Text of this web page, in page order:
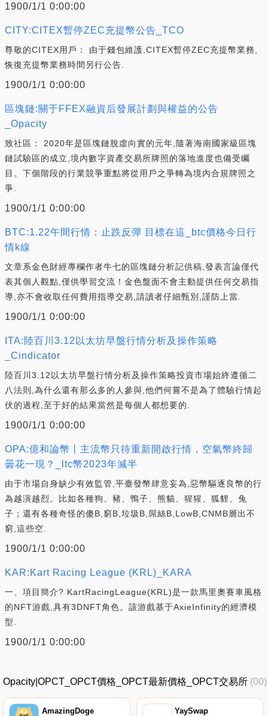
1900/1/1 0:00:00
CITY:CITEX暫停ZEC充提幣公告_TCO
尊敬的CITEX用戶： 由于錢包維護,CITEX暫停ZEC充提幣業務,
恢復充提幣業務時間另行公告.
1900/1/1 0:00:00
區塊鏈:關于FFEX融資后發展計劃與權益的公告
_Opacity
致社區： 2020年是區塊鏈脫虛向實的元年,隨著海南國家級區塊
鏈試驗區的成立,境內數字資產交易所牌照的落地進度也備受矚
目。下個階段的行業競爭重點將從用戶之爭轉為境內合規牌照之
爭.
1900/1/1 0:00:00
BTC:1.22午間行情：止跌反彈 目標在這_btc價格今日行
情k線
文章系金色財經專欄作者牛七的區塊鏈分析記供稿,發表言論僅代
表其個人觀點,僅供學習交流！金色盤面不會主動提供任何交易指
導,亦不會收取任何費用指導交易,請讀者仔細甄別,謹防上當.
1900/1/1 0:00:00
ITA:陸百川3.12以太坊早盤行情分析及操作策略
_Cindicator
陸百川3.12以太坊早盤行情分析及操作策略投資市場始終遵循二
八法則,為什么還有那么多的人參與,他們何嘗不是為了體驗行情起
伏的過程,至于好的結果當然是每個人都想要的.
1900/1/1 0:00:00
OPA:億和論幣丨主流幣只待重新開啟行情，空氣幣終歸
曇花一現？_ltc幣2023年減半
由于市場自身缺少有效監管,平臺發幣肆意妄為,惡幣驅逐良幣的行
為越演越烈。比如各種狗、豬、鴨子、熊貓、猩猩、狐貍、兔
子；還有各種奇怪的傻B,窮B,垃圾B,屌絲B,LowB,CNMB層出不
窮,這些空.
1900/1/1 0:00:00
KAR:Kart Racing League (KRL)_KARA
一、項目簡介? KartRacingLeague(KRL)是一款馬里奧賽車風格
的NFT游戲,具有3DNFT角色。該游戲基于AxieInfinity的經濟模
型.
1900/1/1 0:00:00
Opacity|OPCT_OPCT價格_OPCT最新價格_OPCT交易所 (00)
AmazingDoge YaySwap